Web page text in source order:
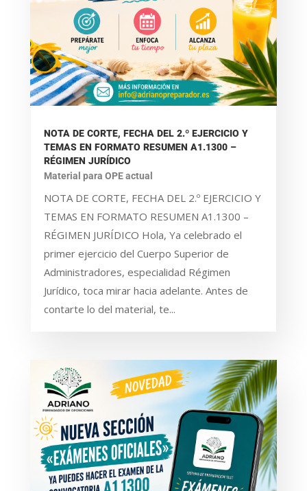
NOTA DE CORTE, FECHA DEL 2.º EJERCICIO Y
TEMAS EN FORMATO RESUMEN A1.1300 –
RÉGIMEN JURÍDICO
Material para OPE actual
NOTA DE CORTE, FECHA DEL 2.º EJERCICIO Y
TEMAS EN FORMATO RESUMEN A1.1300 –
RÉGIMEN JURÍDICO Hola, Ya celebrado el
primer ejercicio del Cuerpo Superior de
Administradores, especialidad Régimen
Jurídico, toca mirar hacia adelante. Antes de
contarte lo del material, te...